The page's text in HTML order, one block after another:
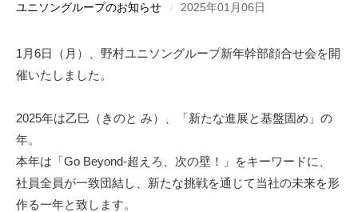
ユニソングループのお知らせ 2025年01月06日
1月6日（月）、野村ユニソングループ新年幹部顔合せ会を開
催いたしました。
2025年は乙巳（きのと み）、「新たな進展と基盤固め」の
年。
本年は「Go Beyond-超えろ、次の壁！」をキーワードに、
社員全員が一致団結し、新たな挑戦を通じて当社の未来を形
作る一年と致します。